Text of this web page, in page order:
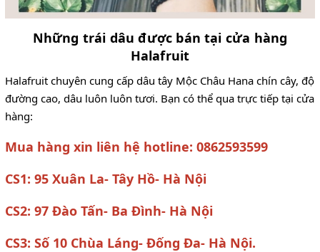
Những trái dâu được bán tại cửa hàng
Halafruit
Halafruit chuyên cung cấp dâu tây Mộc Châu Hana chín cây, độ
đường cao, dâu luôn luôn tươi. Bạn có thể qua trực tiếp tại cửa
hàng:
Mua hàng xin liên hệ hotline: 0862593599
CS1: 95 Xuân La- Tây Hồ- Hà Nội
CS2: 97 Đào Tấn- Ba Đình- Hà Nội
CS3: Số 10 Chùa Láng- Đống Đa- Hà Nội.